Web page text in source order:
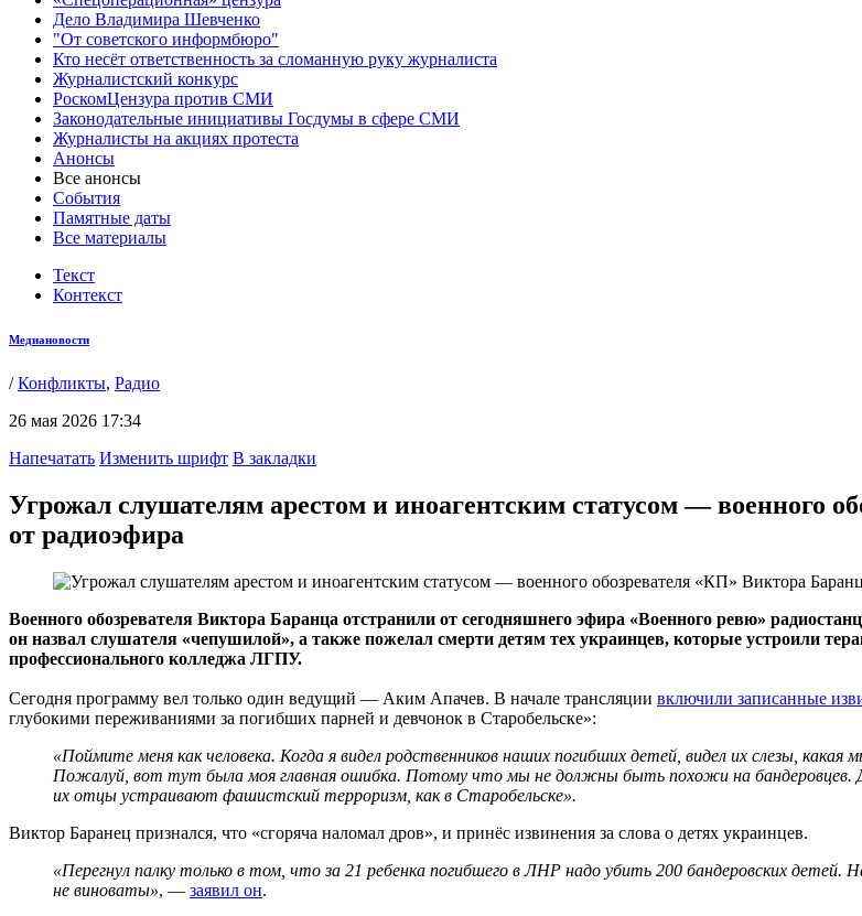
Дело Владимира Шевченко
"От советского информбюро"
Кто несёт ответственность за сломанную руку журналиста
Журналистский конкурс
РоскомЦензура против СМИ
Законодательные инициативы Госдумы в сфере СМИ
Журналисты на акциях протеста
Анонсы
Все анонсы
События
Памятные даты
Все материалы
Текст
Контекст
Медиановости
/Конфликты, Радио
26 мая 2026 17:34
Напечатать Изменить шрифт В закладки
Угрожал слушателям арестом и иноагентским статусом — военного
от радиоэфира
Военного обозревателя Виктора Баранца отстранили от сегодняшнего эфира «Военного ревю»
он назвал слушателя «чепушилой», а также пожелал смерти детям тех украинцев, которые устроили
профессионального колледжа ЛГПУ.
Сегодня программу вел только один ведущий — Аким Апачев. В начале трансляции включили записанные
глубокими переживаниями за погибших парней и девчонок в Старобельске»:
«Поймите меня как человека. Когда я видел родственников наших погибших детей, видел их слезы, какая
Пожалуй, вот тут была моя главная ошибка. Потому что мы не должны быть похожи на бандеровцев.
их отцы устраивают фашистский терроризм, как в Старобельске».
Виктор Баранец признался, что «сгоряча наломал дров», и принёс извинения за слова о детях украинцев.
«Перегнул палку только в том, что за 21 ребенка погибшего в ЛНР надо убить 200 бандеровских
не виноваты», — заявил он.